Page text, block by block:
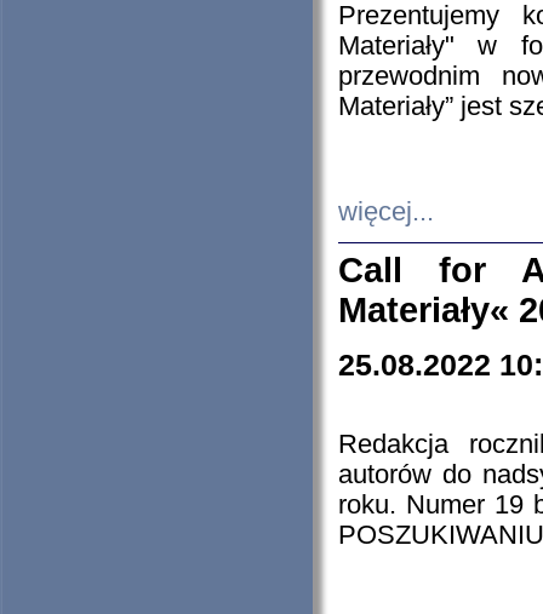
Prezentujemy
Materiały" w
przewodnim
Materiały” jest
więcej...
Call for
Materiały«
25.08.2022
Redakcja
autorów do
roku. Numer 19